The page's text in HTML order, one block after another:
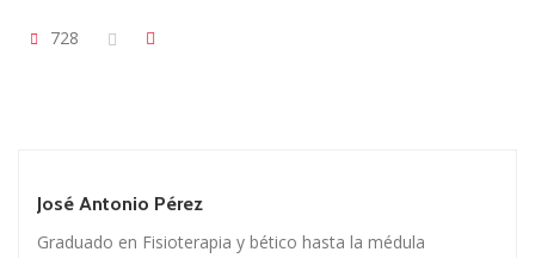
728
José Antonio Pérez
Graduado en Fisioterapia y bético hasta la médula